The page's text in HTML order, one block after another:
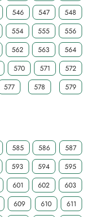
546 547
548
554 555
556
562 563
564
570 571
572
577 578
579
585 586
587
593 594
595
601 602
603
609 610
611